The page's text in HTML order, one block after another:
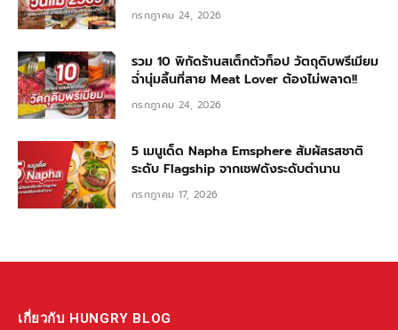
กรกฎาคม 24, 2026
รวม 10 พิกัดร้านสเต็กตัวท็อป วัตถุดิบพรีเมียม
ฉ่ำนุ่มลิ้นที่สาย Meat Lover ต้องไม่พลาด!!
กรกฎาคม 24, 2026
5 เมนูเด็ด Napha Emsphere สัมผัสรสชาติ
ระดับ Flagship จากเชฟดังระดับตำนาน
กรกฎาคม 17, 2026
เกี่ยวกับ HUNGRY BLOG